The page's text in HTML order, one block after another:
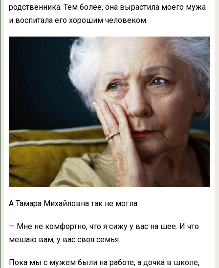
родственника. Тем более, она вырастила моего мужа
и воспитала его хорошим человеком.
А Тамара Михайловна так не могла:
— Мне не комфортно, что я сижу у вас на шее. И что
мешаю вам, у вас своя семья.
Пока мы с мужем были на работе, а дочка в школе,